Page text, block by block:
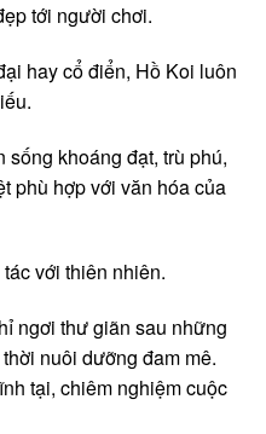
tới người chơi.
hay cổ điển, Hồ Koi luôn
khoáng đạt, trù phú,
phù hợp với văn hóa của
với thiên nhiên.
ngơi thư giãn sau những
nuôi dưỡng đam mê.
tại, chiêm nghiệm cuộc